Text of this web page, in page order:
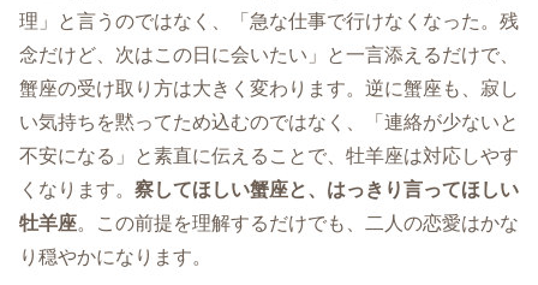
理」と言うのではなく、「急な仕事で行けなくなった。残
念だけど、次はこの日に会いたい」と一言添えるだけで、
蟹座の受け取り方は大きく変わります。逆に蟹座も、寂し
い気持ちを黙ってため込むのではなく、「連絡が少ないと
不安になる」と素直に伝えることで、牡羊座は対応しやす
くなります。 察してほしい蟹座と、はっきり言ってほしい
牡羊座。この前提を理解するだけでも、二人の恋愛はかな
り穏やかになります。